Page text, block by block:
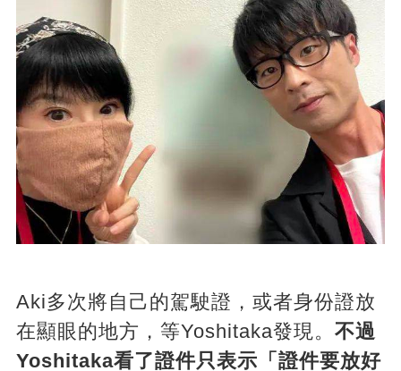
Aki多次將自己的駕駛證，或者身份證放
在顯眼的地方，等Yoshitaka發現。 不過
Yoshitaka看了證件只表示「證件要放好